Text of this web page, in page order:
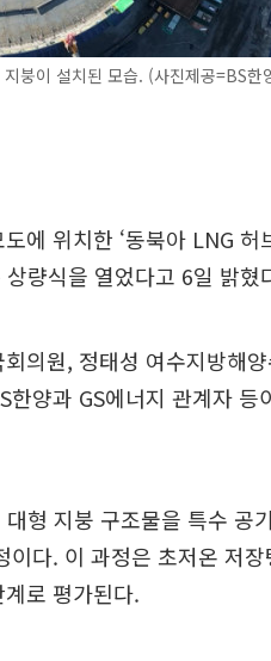
붕이 설치된 모습. (사진제공=BS한
에 위치한 ‘동북아 LNG 허
량식을 열었다고 6일 밝혔
의원, 정태성 여수지방해
양과 GS에너지 관계자 등
형 지붕 구조물을 특수 공
다. 이 과정은 초저온 저
로 평가된다.